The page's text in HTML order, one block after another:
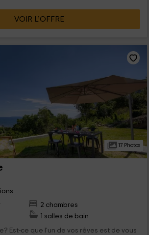
VOIR L’OFFRE
17 Photos
2 chambres
1 salles de bain
Est-ce que l'un de vos rêves est de vous